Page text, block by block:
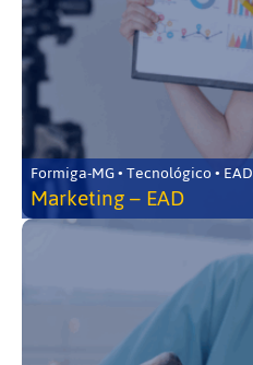
Formiga-MG • Tecnológico • EAD
Marketing – EAD